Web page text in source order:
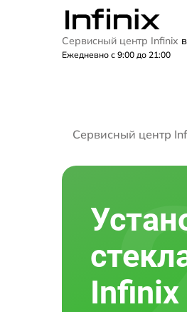
Сервисный центр Infinix
Ежедневно с 9:00 до 21:00
Сервисный центр
Infinix